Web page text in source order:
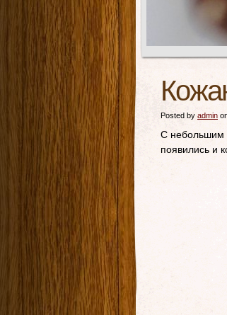
Posted by admin
С небольшим
появились и